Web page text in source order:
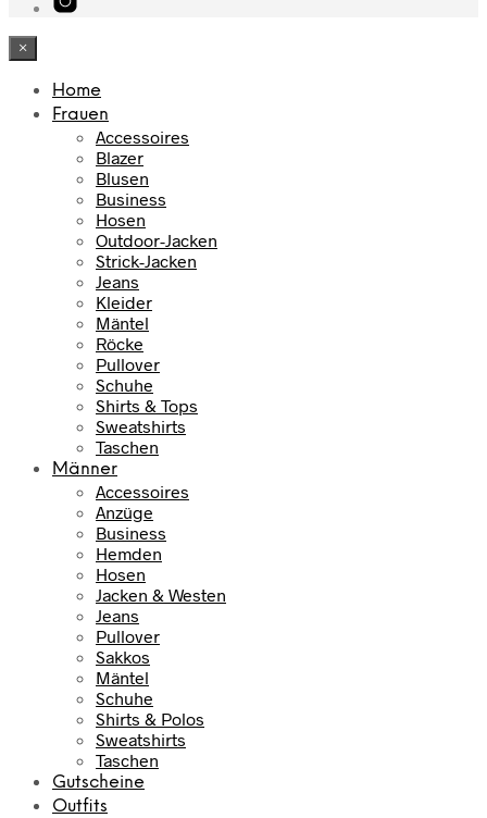
×
Home
Frauen
Accessoires
Blazer
Blusen
Business
Hosen
Outdoor-Jacken
Strick-Jacken
Jeans
Kleider
Mäntel
Röcke
Pullover
Schuhe
Shirts & Tops
Sweatshirts
Taschen
Männer
Accessoires
Anzüge
Business
Hemden
Hosen
Jacken & Westen
Jeans
Pullover
Sakkos
Mäntel
Schuhe
Shirts & Polos
Sweatshirts
Taschen
Gutscheine
Outfits